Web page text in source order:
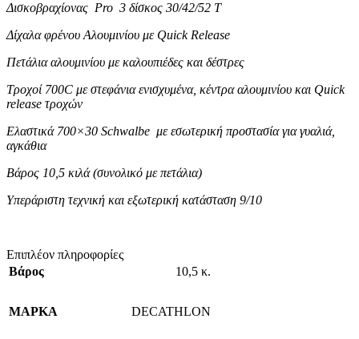
Δισκοβραχίονας Pro 3 δίσκος 30/42/52 Τ
Δίχαλα φρένου Αλουμινίου με Quick Release
Πετάλια αλουμινίου με καλουπιέδες και δέστρες
Τροχοί 700C με στεφάνια ενισχυμένα, κέντρα αλουμινίου και Quick
release τροχών
Ελαστικά 700×30 Schwalbe με εσωτερική προστασία για γυαλιά,
αγκάθια
Βάρος 10,5 κιλά (συνολικό με πετάλια)
Υπεράριστη τεχνική και εξωτερική κατάσταση 9/10
Επιπλέον πληροφορίες
Βάρος
10,5 κ.
ΜΑΡΚΑ DECATHLON